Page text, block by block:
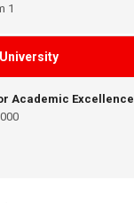
1
Academic Excellence